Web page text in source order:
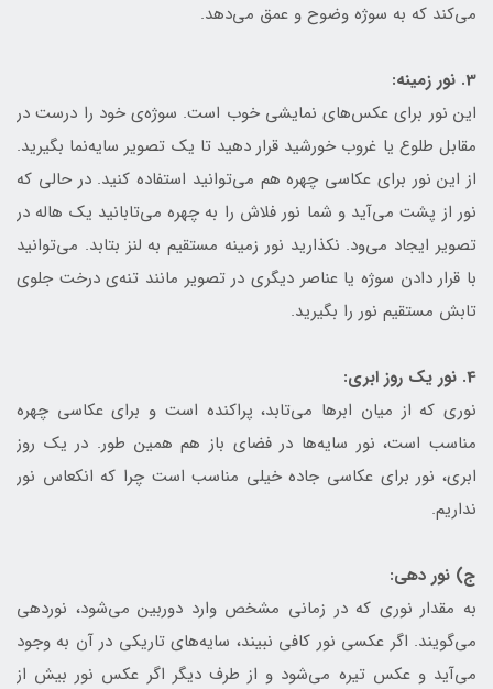
می‌کند که به سوژه وضوح و عمق می‌دهد.
3. نور زمینه:
این نور برای عکس‌های نمایشی خوب است. سوژه‌ی خود را درست در
مقابل طلوع یا غروب خورشید قرار دهید تا یک تصویر سایه‌نما بگیرید.
از این نور برای عکاسی چهره هم می‌توانید استفاده کنید. در حالی که
نور از پشت می‌آید و شما نور فلاش را به چهره می‌تابانید یک هاله در
تصویر ایجاد می‌ود. نکذارید نور زمینه مستقیم به لنز بتابد. می‌توانید
با قرار دادن سوژه یا عناصر دیگری در تصویر مانند تنه‌ی درخت جلوی
تابش مستقیم نور را بگیرید.
4. نور یک روز ابری:
نوری که از میان ابرها می‌تابد، پراکنده است و برای عکاسی چهره
مناسب است، نور سایه‌ها در فضای باز هم همین طور. در یک روز
ابری، نور برای عکاسی جاده خیلی مناسب است چرا که انکعاس نور
نداریم.
ج) نور دهی:
به مقدار نوری که در زمانی مشخص وارد دوربین می‌شود، نوردهی
می‌گویند. اگر عکسی نور کافی نبیند، سایه‌های تاریکی در آن به وجود
می‌آید و عکس تیره می‌شود و از طرف دیگر اگر عکس نور بیش از